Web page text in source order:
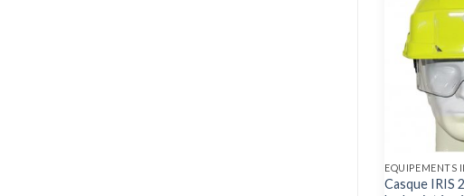
EQUIPEMENTS
Casque IRIS